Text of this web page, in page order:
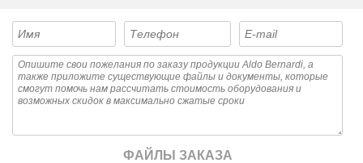
ФАЙЛЫ ЗАКАЗА